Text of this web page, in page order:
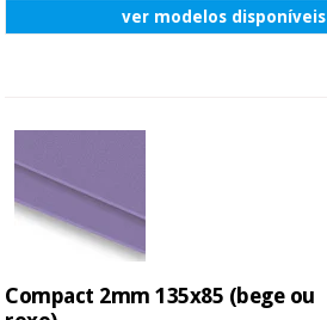
ver modelos disponíveis
Compact 2mm 135x85 (bege ou